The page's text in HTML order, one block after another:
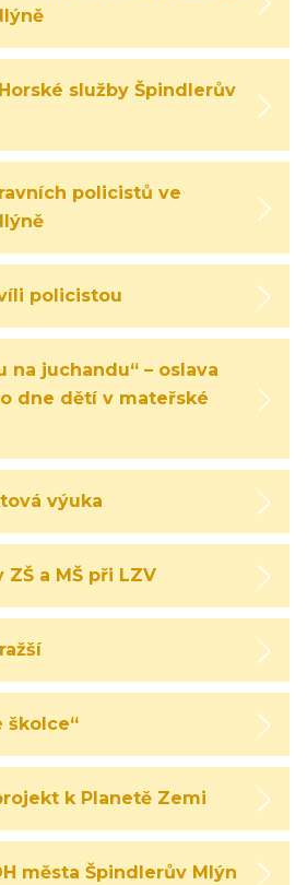
služby Špindlerův
policistů ve
policistou
na juchandu“ – oslava
dne dětí v mateřské
výuka
a MŠ při LZV
školce“
k Planetě Zemi
města Špindlerův Mlýn